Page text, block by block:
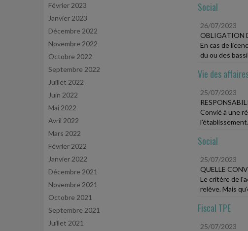
Février 2023
Janvier 2023
Décembre 2022
Novembre 2022
Octobre 2022
Septembre 2022
Juillet 2022
Juin 2022
Mai 2022
Avril 2022
Mars 2022
Février 2022
Janvier 2022
Décembre 2021
Novembre 2021
Octobre 2021
Septembre 2021
Juillet 2021
Social
26/07/2023
OBLIGATION
En cas de
du ou des
Vie des
25/07/2023
Convié à une
Social
25/07/2023
QUELLE
Le critère de
relève. Mais
Fiscal TPE
25/07/2023